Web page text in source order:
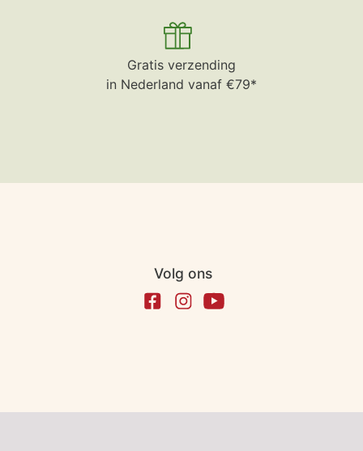
Gratis verzending
in Nederland vanaf €79*
Volg ons